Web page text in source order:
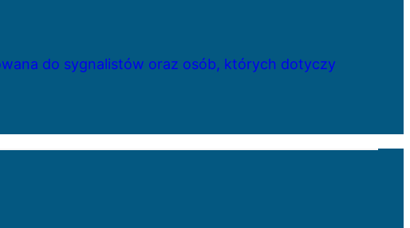
do sygnalistów oraz osób, których dotyczy